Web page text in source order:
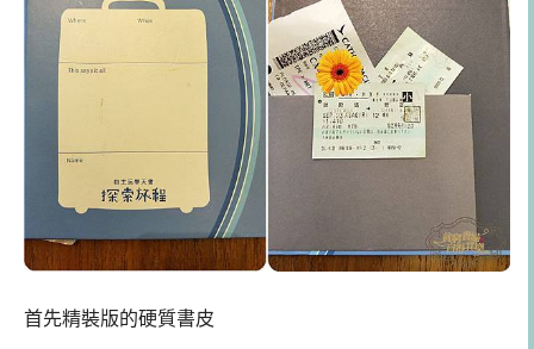
首先精裝版的硬質書皮